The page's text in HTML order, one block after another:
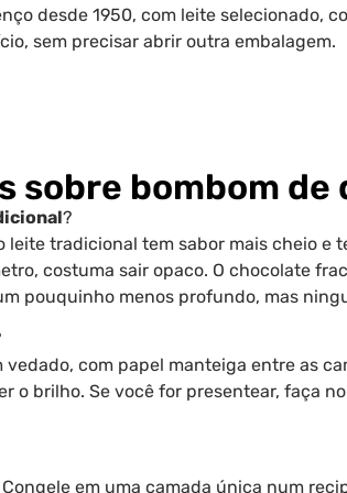
desde 1950, com leite selecionado,
sem precisar abrir outra embalagem.
sobre bombom de
?
tradicional tem sabor mais cheio e
costuma sair opaco. O chocolate
pouquinho menos profundo, mas
com papel manteiga entre as
o brilho. Se você for presentear, faça
em uma camada única num